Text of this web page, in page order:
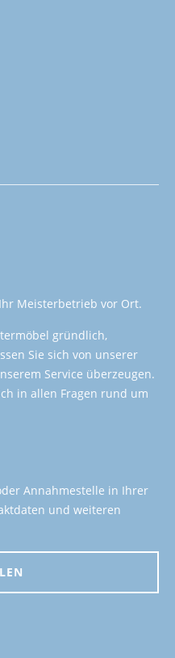
Meisterbetrieb vor Ort.
gründlich,
Sie sich von unserer
Service überzeugen.
in allen Fragen rund um
Annahmestelle in Ihrer
und weiteren